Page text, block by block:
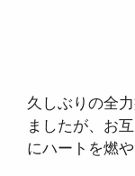
久しぶりの全
ましたが、お
にハートを燃